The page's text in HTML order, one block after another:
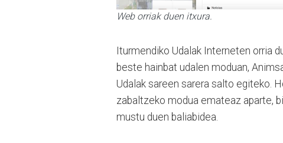
Web orriak duen itxura.
Iturmendiko Udalak Interneten orria
beste hainbat udalen moduan,
Udalak sareen sarera salto egiteko.
zabaltzeko modua emateaz aparte,
mustu duen baliabidea.